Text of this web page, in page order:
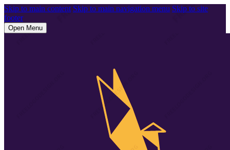
Skip to main content Skip to main navigation menu Skip to site
footer
Open Menu